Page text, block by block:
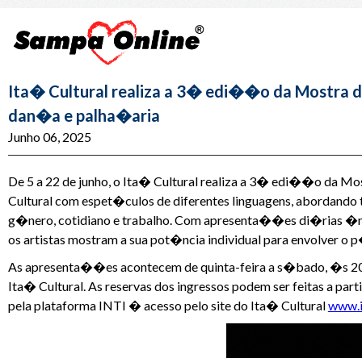
Ita� Cultural realiza a 3� edi��o da Mostra
dan�a e palha�aria
Junho 06, 2025
De 5 a 22 de junho, o Ita� Cultural realiza a 3� edi��o da
Cultural com espet�culos de diferentes linguagens,
g�nero, cotidiano e trabalho. Com apresenta��es di�rias
os artistas mostram a sua pot�ncia individual para envolver
As apresenta��es acontecem de quinta-feira a s�bado, �s
Ita� Cultural. As reservas dos ingressos podem ser feitas a
pela plataforma INTI � acesso pelo site do Ita� Cultural